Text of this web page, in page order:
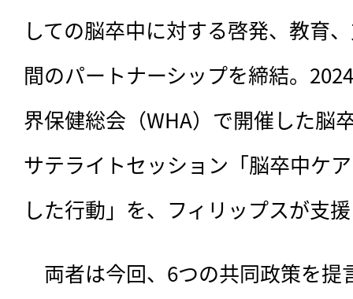
しての脳卒中に対する啓発、教育
間のパートナーシップを締結。
界保健総会（WHA）で開催した脳
サテライトセッション「脳卒中ケ
した行動」を、フィリップスが支
両者は今回、6つの共同政策を提